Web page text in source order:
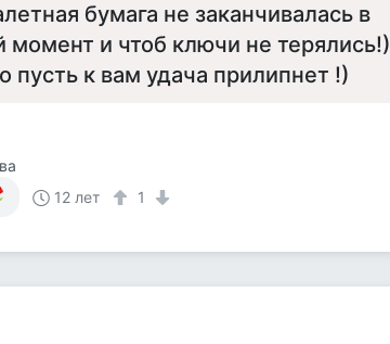
бумага не заканчивалась в
и чтоб ключи не терялись!)
пусть к вам удача прилипнет !)
12 лет 1